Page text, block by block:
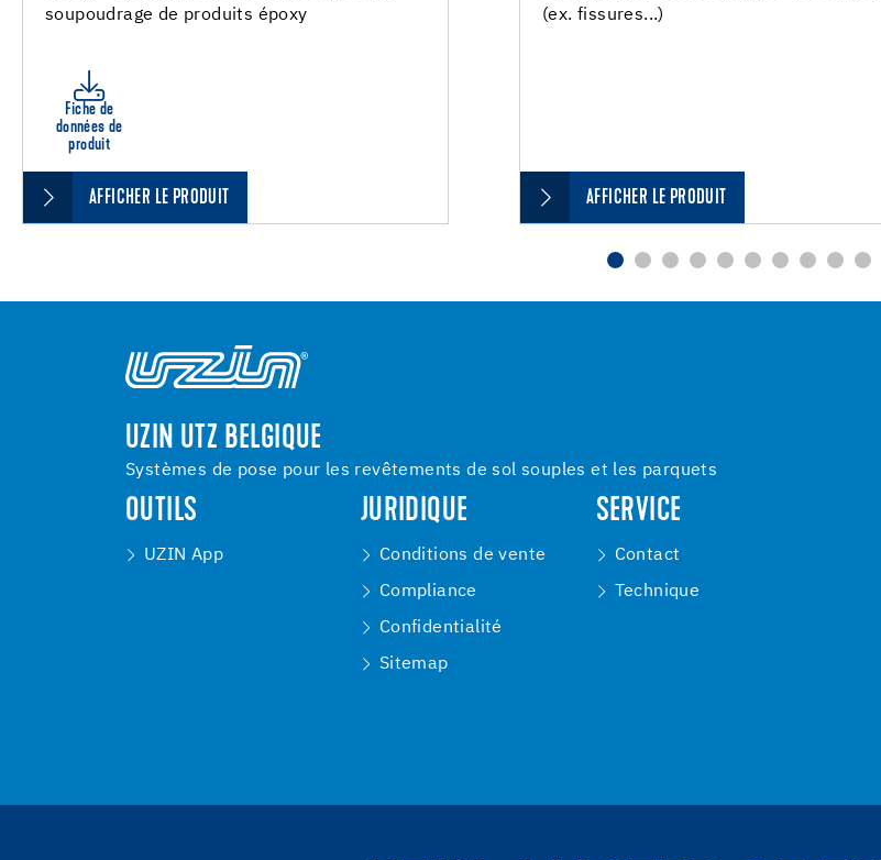
soupoudrage de produits époxy
Fiche de
données de
produit
AFFICHER LE PRODUIT
(ex. fissures...)
AFFICHER LE PRODUIT
UZIN UTZ BELGIQUE
Systèmes de pose pour les revêtements de sol souples et les parquets
OUTILS
UZIN App
JURIDIQUE
Conditions de vente
Compliance
Confidentialité
Sitemap
SERVICE
Contact
Technique